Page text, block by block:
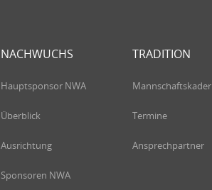
NACHWUCHS
Hauptsponsor NWA
Überblick
Ausrichtung
Sponsoren NWA
TRADITION
Mannschaftskader
Termine
Ansprechpartner